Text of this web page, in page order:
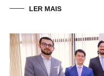
LER MAIS